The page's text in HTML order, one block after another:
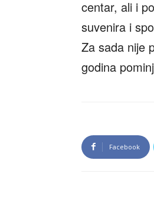
centar, ali i
suvenira i
Za sada nije
godina
Facebook